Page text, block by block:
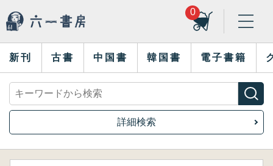
0
新刊 古書 中国書 韓国書 電子書籍
詳細検索